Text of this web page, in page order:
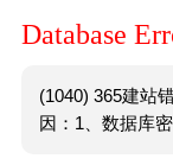
Database
(1040) 365建站
因：1、数据库